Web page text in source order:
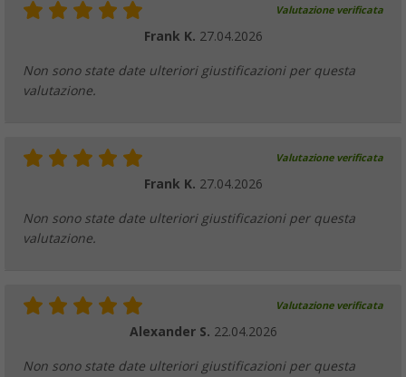
Valutazione verificata
Frank K. 27.04.2026
Non sono state date ulteriori giustificazioni per questa
valutazione.
Valutazione verificata
Frank K. 27.04.2026
Non sono state date ulteriori giustificazioni per questa
valutazione.
Valutazione verificata
Alexander S. 22.04.2026
Non sono state date ulteriori giustificazioni per questa